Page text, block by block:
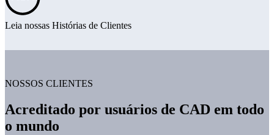
Leia nossas Histórias de Clientes
NOSSOS CLIENTES
Acreditado por usuários de CAD em todo
o mundo